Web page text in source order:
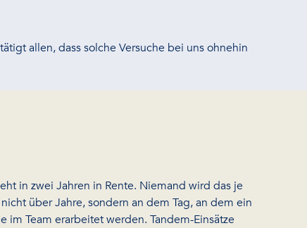
allen, dass solche Versuche bei uns ohnehin
in zwei Jahren in Rente. Niemand wird das je
über Jahre, sondern an dem Tag, an dem ein
im Team erarbeitet werden. Tandem-Einsätze